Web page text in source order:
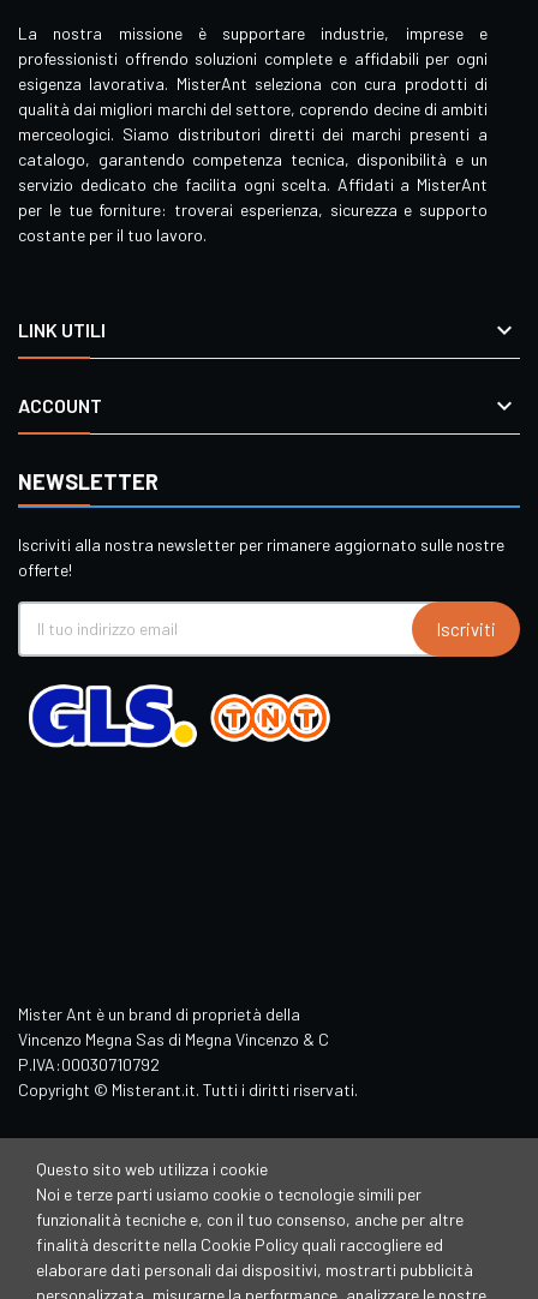
La nostra missione è supportare industrie, imprese e
professionisti offrendo soluzioni complete e affidabili per ogni
esigenza lavorativa. MisterAnt seleziona con cura prodotti di
qualità dai migliori marchi del settore, coprendo decine di ambiti
merceologici. Siamo distributori diretti dei marchi presenti a
catalogo, garantendo competenza tecnica, disponibilità e un
servizio dedicato che facilita ogni scelta. Affidati a MisterAnt
per le tue forniture: troverai esperienza, sicurezza e supporto
costante per il tuo lavoro.
LINK UTILI 
ACCOUNT 
NEWSLETTER
Iscriviti alla nostra newsletter per rimanere aggiornato sulle nostre
offerte!
Iscriviti
Mister Ant è un brand di proprietà della
Vincenzo Megna Sas di Megna Vincenzo & C
P.IVA:00030710792
Copyright © Misterant.it. Tutti i diritti riservati.
Questo sito web utilizza i cookie
Noi e terze parti usiamo cookie o tecnologie simili per
funzionalità tecniche e, con il tuo consenso, anche per altre
finalità descritte nella Cookie Policy quali raccogliere ed
elaborare dati personali dai dispositivi, mostrarti pubblicità
personalizzata, misurarne la performance, analizzare le nostre